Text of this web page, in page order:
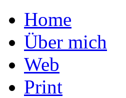
Home
Über mich
Web
Print